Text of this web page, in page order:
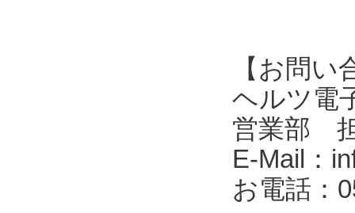
【お問い
ヘルツ電
営業部
E-Mail：
お電話：